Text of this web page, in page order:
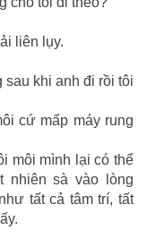
liên lụy.
khi anh đi rồi tôi
cứ mấp máy rung
môi mình lại có thể
nhiên sà vào lòng
tất cả tâm trí, tất